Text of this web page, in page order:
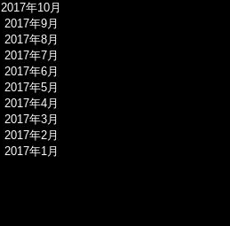
2017年10月
2017年9月
2017年8月
2017年7月
2017年6月
2017年5月
2017年4月
2017年3月
2017年2月
2017年1月